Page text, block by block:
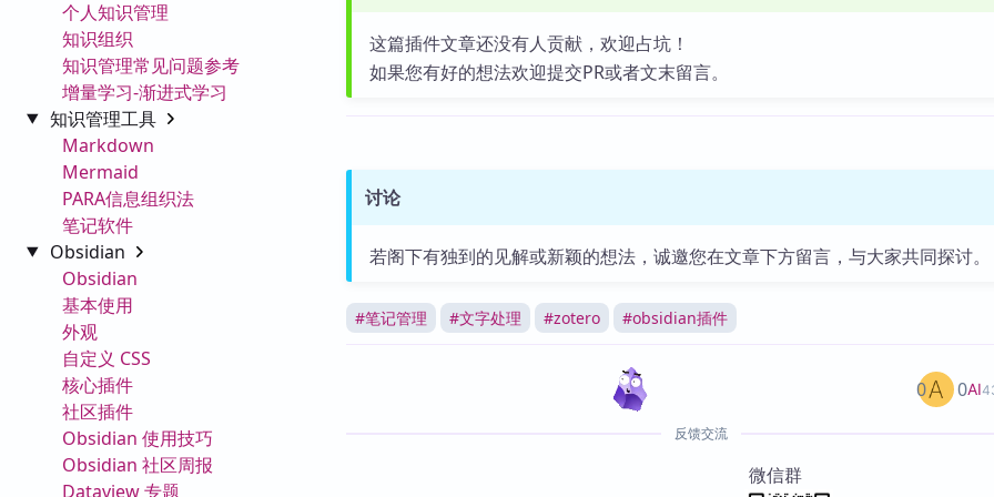
个人知识管理
知识组织
知识管理常见问题参考
增量学习-渐进式学习
知识管理工具
Markdown
Mermaid
PARA信息组织法
笔记软件
Obsidian
Obsidian
基本使用
外观
自定义 CSS
核心插件
社区插件
Obsidian 使用技巧
Obsidian 社区周报
Dataview 专题
这篇插件文章还没有人贡献，欢迎占坑！
如果您有好的想法欢迎提交PR或者文末留言。
讨论
若阁下有独到的见解或新颖的想法，诚邀您在文章下方留言，与大家共同探讨。
#笔记管理 #文字处理 #zotero #obsidian插件
AI
0 0
反馈交流
微信群